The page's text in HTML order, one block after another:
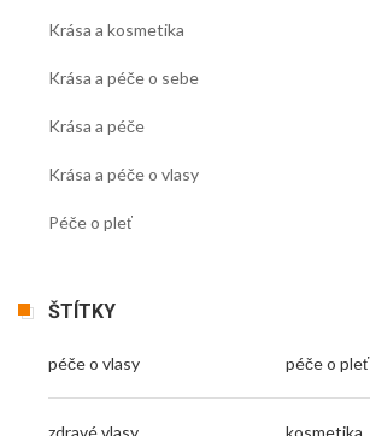
Krása a kosmetika
Krása a péče o sebe
Krása a péče
Krása a péče o vlasy
Péče o pleť
ŠTÍTKY
péče o vlasy péče o pleť
zdravé vlasy kosmetika